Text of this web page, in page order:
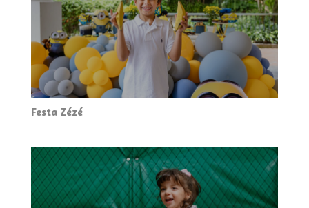
Festa Zézé